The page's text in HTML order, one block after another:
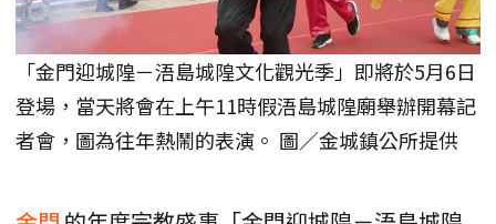
「金門迎城隍－浯島城隍文化觀光季」即將於5月6日
登場，當天將會在上午11時假浯島城隍廟舉辦開幕記
者會，圖為往年熱鬧的表演。 圖／金城鎮公所提供